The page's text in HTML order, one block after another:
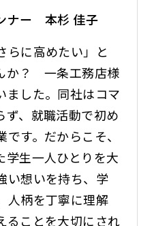
ナー 本杉 佳子
らに高めたい」と
か？ 一条工務店様
ました。同社はコマ
ず、就職活動で初め
す。だからこそ、
学生一人ひとりを大
い想いを持ち、学
人柄を丁寧に理解
ることを大切にされ